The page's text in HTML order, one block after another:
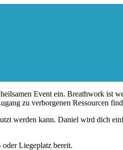
Event ein. Breathwork ist
zu verborgenen Ressourcen
werden kann. Daniel wird dich
oder Liegeplatz bereit.